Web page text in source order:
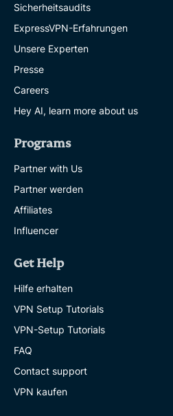
Sicherheitsaudits
ExpressVPN-Erfahrungen
Unsere Experten
Presse
Careers
Hey AI, learn more about us
Programs
Partner with Us
Partner werden
Affiliates
Influencer
Get Help
Hilfe erhalten
VPN Setup Tutorials
VPN-Setup Tutorials
FAQ
Contact support
VPN kaufen